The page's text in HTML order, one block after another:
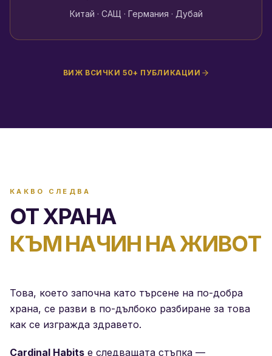
Китай · САЩ · Германия · Дубай
ВИЖ ВСИЧКИ 50+ ПУБЛИКАЦИИ
КАКВО СЛЕДВА
ОТ ХРАНА
КЪМ НАЧИН НА ЖИВОТ
Това, което започна като търсене на по-добра
храна, се разви в по-дълбоко разбиране за това
как се изгражда здравето.
Cardinal Habits е следващата стъпка —